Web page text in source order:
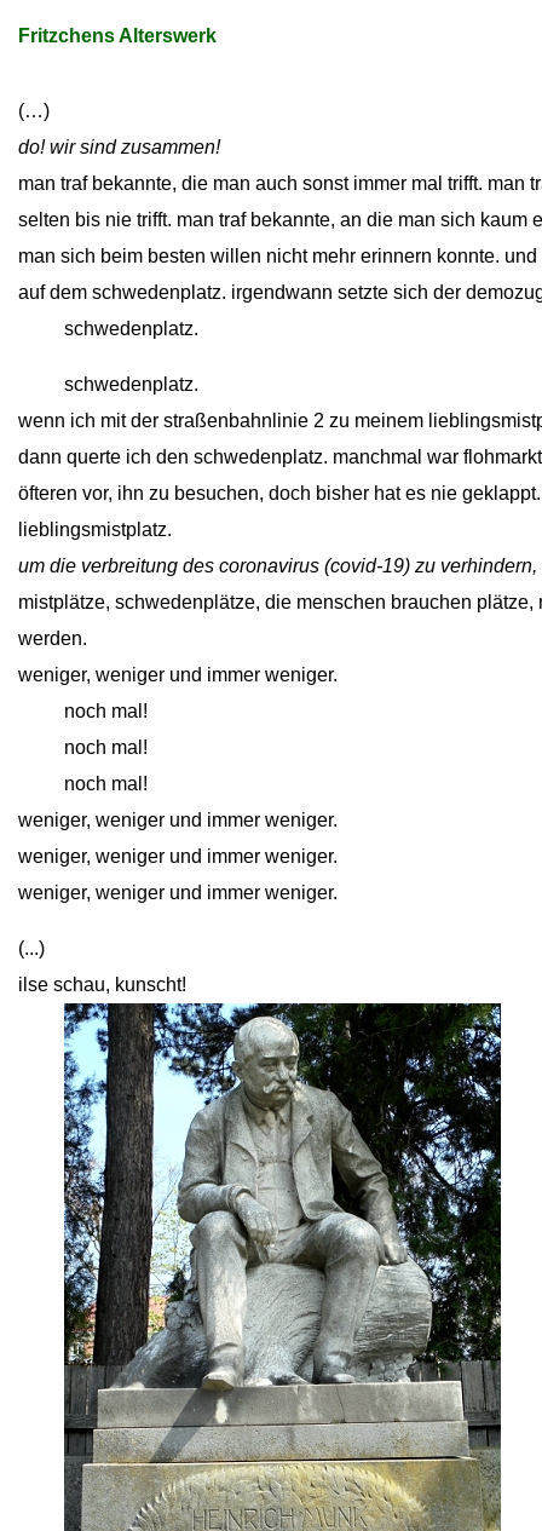
Fritzchens Alterswerk
(…)
do! wir sind zusammen!
man traf bekannte, die man auch sonst immer mal trifft. man
selten bis nie trifft. man traf bekannte, an die man sich kaum
man sich beim besten willen nicht mehr erinnern konnte.
auf dem schwedenplatz. irgendwann setzte sich der
schwedenplatz.
schwedenplatz.
wenn ich mit der straßenbahnlinie 2 zu meinem
dann querte ich den schwedenplatz. manchmal war
öfteren vor, ihn zu besuchen, doch bisher hat es nie
lieblingsmistplatz.
um die verbreitung des coronavirus (covid-19) zu
mistplätze, schwedenplätze, die menschen brauchen
werden.
weniger, weniger und immer weniger.
noch mal!
noch mal!
noch mal!
weniger, weniger und immer weniger.
weniger, weniger und immer weniger.
weniger, weniger und immer weniger.
(...)
ilse schau, kunscht!